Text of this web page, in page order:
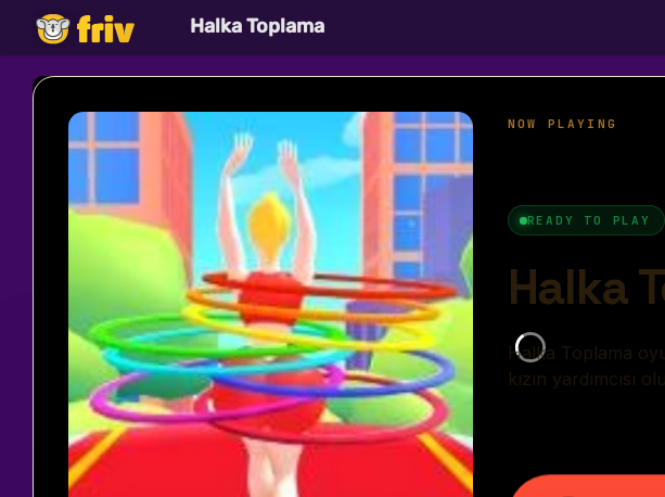
Halka Toplama